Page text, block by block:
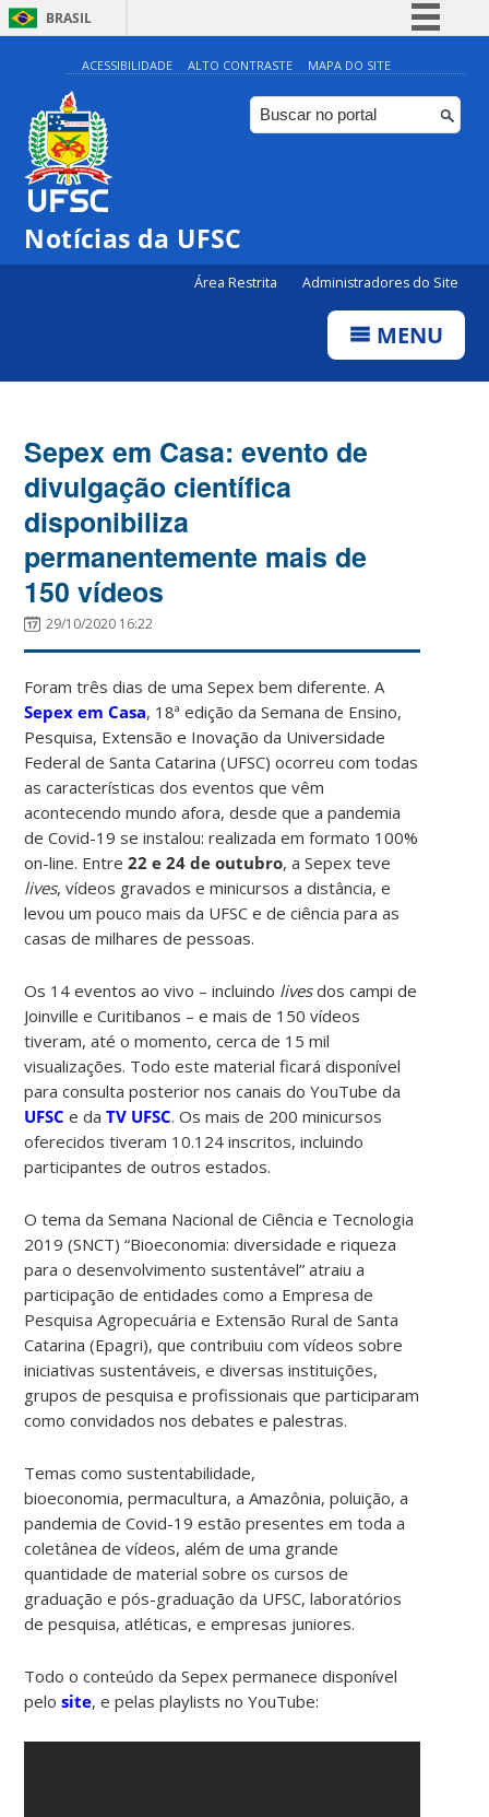
BRASIL
Simplifique!
Comunica BR
Participe
ACESSIBILIDADE ALTO CONTRASTE MAPA DO SITE
Notícias da UFSC
Área Restrita Administradores do Site
MENU
Sepex em Casa: evento de
divulgação científica
disponibiliza
permanentemente mais de
150 vídeos
29/10/2020 16:22
Foram três dias de uma Sepex bem diferente. A
Sepex em Casa, 18ª edição da Semana de Ensino,
Pesquisa, Extensão e Inovação da Universidade
Federal de Santa Catarina (UFSC) ocorreu com todas
as características dos eventos que vêm
acontecendo mundo afora, desde que a pandemia
de Covid-19 se instalou: realizada em formato 100%
on-line. Entre22 e 24 de outubro, a Sepex teve
lives, vídeos gravados e minicursos a distância, e
levou um pouco mais da UFSC e de ciência para as
casas de milhares de pessoas.
Os 14 eventos ao vivo – incluindo livesdos campi de
Joinville e Curitibanos – e mais de 150 vídeos
tiveram, até o momento, cerca de 15 mil
visualizações. Todo este material ficará disponível
para consulta posterior nos canais do YouTube da
UFSC e daTV UFSC. Os mais de 200 minicursos
oferecidos tiveram 10.124 inscritos, incluindo
participantes de outros estados.
O tema da Semana Nacional de Ciência e Tecnologia
2019 (SNCT) “Bioeconomia: diversidade e riqueza
para o desenvolvimento sustentável” atraiu a
participação de entidades como a Empresa de
Pesquisa Agropecuária e Extensão Rural de Santa
Catarina (Epagri), que contribuiu com vídeos sobre
iniciativas sustentáveis, e diversas instituições,
grupos de pesquisa e profissionais que participaram
como convidados nos debates e palestras.
Temas como sustentabilidade,
bioeconomia, permacultura, a Amazônia, poluição, a
pandemia de Covid-19 estão presentes em toda a
coletânea de vídeos, além de uma grande
quantidade de material sobre os cursos de
graduação e pós-graduação da UFSC, laboratórios
de pesquisa, atléticas, e empresas juniores.
Todo o conteúdo da Sepex permanece disponível
pelosite, e pelas playlists no YouTube: